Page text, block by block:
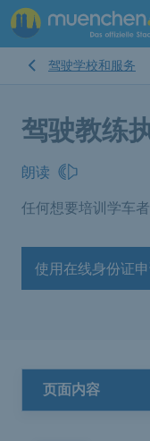
驾驶学校和服务
驾驶教练
朗读
任何想要培训学车
使用在线身份证
页面内容